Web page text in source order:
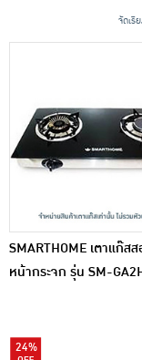
อาหารสด ผัก ผลไม้และเบเ
จัดเรี
SMARTHOME เตาแก๊ส
หน้ากระจก รุ่น SM-
24%